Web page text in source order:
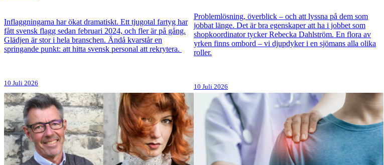
Inflaggningarna har ökat dramatiskt. Ett tjugotal fartyg har
fått svensk flagg sedan februari 2024, och fler är på gång.
Glädjen är stor i hela branschen. Ändå kvarstår en
springande punkt: att hitta svensk personal att rekrytera.
10 Juli 2026
Problemlösning, överblick – och att lyssna på dem som
jobbat länge. Det är bra egenskaper att ha i jobbet som
shopkoordinator tycker Rebecka Dahlström. En flora av
yrken finns ombord – vi djupdyker i en sjömans alla olika
roller.
10 Juli 2026